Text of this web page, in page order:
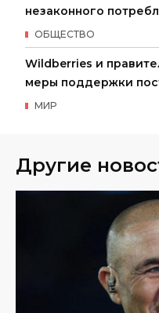
незаконного
ОБЩЕСТВО
Wildberries и
меры поддержки
МИР
Другие